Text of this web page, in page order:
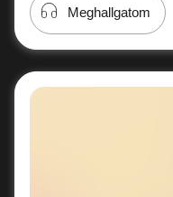
Meghallgatom